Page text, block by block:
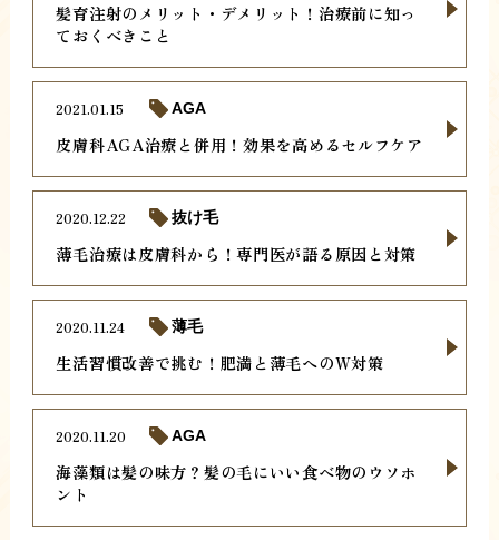
髪育注射のメリット・デメリット！治療前に知っ
ておくべきこと
皮膚科AGA治療と併用！効果を高めるセルフケア
2021.01.15 AGA
薄毛治療は皮膚科から！専門医が語る原因と対策
2020.12.22 抜け毛
生活習慣改善で挑む！肥満と薄毛へのW対策
2020.11.24 薄毛
海藻類は髪の味方？髪の毛にいい食べ物のウソホ
ント
2020.11.20 AGA